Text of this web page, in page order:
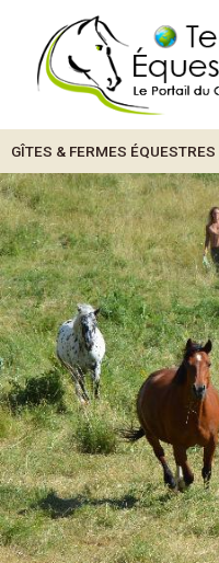
GÎTES & FERMES ÉQUESTRES